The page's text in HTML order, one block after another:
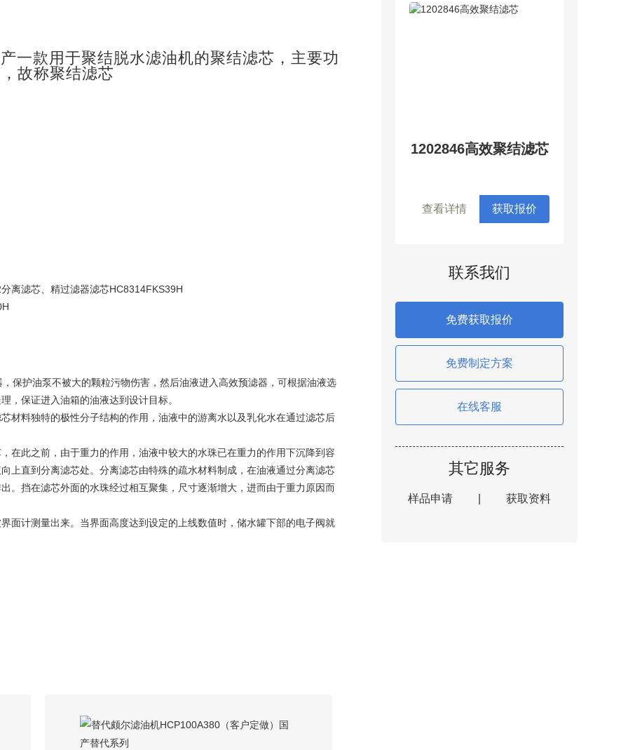
一款用于聚结脱水滤油机的聚结滤芯，主要功
故称聚结滤芯
离滤芯、精过滤器滤芯HC8314FKS39H
保护油泵不被大的颗粒污物伤害，然后油液进入高效预滤器，可根据油液选
，保证进入油箱的油液达到设计目标。
材料独特的极性分子结构的作用，油液中的游离水以及乳化水在通过滤芯后
在此之前，由于重力的作用，油液中较大的水珠已在重力的作用下沉降到容
上直到分离滤芯处。分离滤芯由特殊的疏水材料制成，在油液通过分离滤芯
。挡在滤芯外面的水珠经过相互聚集，尺寸逐渐增大，进而由于重力原因而
面计测量出来。当界面高度达到设定的上线数值时，储水罐下部的电子阀就
1202846高效聚结滤芯
查看详情 获取报价
联系我们
免费获取报价
免费制定方案
在线客服
其它服务
样品申请 获取资料